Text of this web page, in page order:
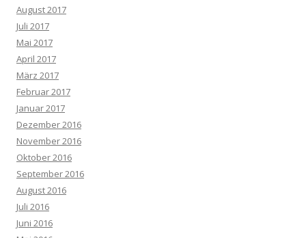
August 2017
Juli 2017
Mai 2017
April 2017
März 2017
Februar 2017
Januar 2017
Dezember 2016
November 2016
Oktober 2016
September 2016
August 2016
Juli 2016
Juni 2016